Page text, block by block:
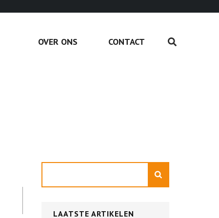
OVER ONS CONTACT
LAATSTE ARTIKELEN